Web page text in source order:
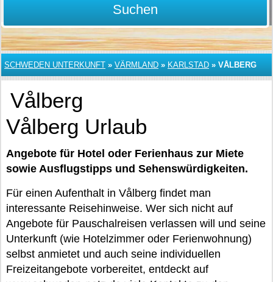
Suchen
SCHWEDEN UNTERKUNFT » VÄRMLAND » KARLSTAD » VÅLBERG
Vålberg
Vålberg Urlaub
Angebote für Hotel oder Ferienhaus zur Miete
sowie Ausflugstipps und Sehenswürdigkeiten.
Für einen Aufenthalt in Vålberg findet man
interessante Reisehinweise. Wer sich nicht auf
Angebote für Pauschalreisen verlassen will und seine
Unterkunft (wie Hotelzimmer oder Ferienwohnung)
selbst anmietet und auch seine individuellen
Freizeitangebote vorbereitet, entdeckt auf